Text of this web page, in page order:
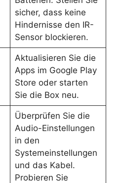
sicher, dass keine
Hindernisse den IR-
Sensor blockieren.
Aktualisieren Sie die
Apps im Google Play
Store oder starten
Sie die Box neu.
Überprüfen Sie die
Audio-Einstellungen
in den
Systemeinstellungen
und das Kabel.
Probieren Sie